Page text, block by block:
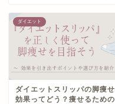
ダイエット
ダイエットスリッパの脚痩せ
効果ってどう？痩せるための